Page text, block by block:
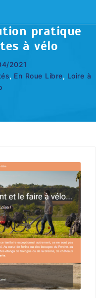
pratique
à vélo
2021
, En Roue Libre, Loire à